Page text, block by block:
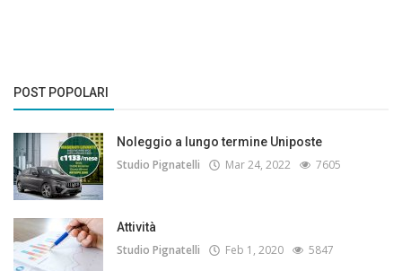
POST POPOLARI
Noleggio a lungo termine Uniposte
Studio Pignatelli Mar 24, 2022 7605
Attività
Studio Pignatelli Feb 1, 2020 5847